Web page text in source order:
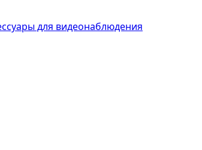
для видеонаблюдения